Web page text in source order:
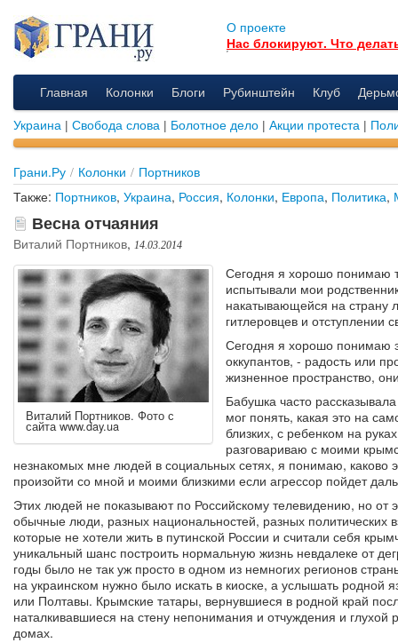
О проекте
Нас блокируют. Что
Главная Колонки Блоги Рубинштейн Клуб
Украина | Свобода слова | Болотное дело | Акции протеста |
Грани.Ру / Колонки / Портников
Также: Портников, Украина, Россия, Колонки, Европа, Политика,
Весна отчаяния
Виталий Портников, 14.03.2014
Виталий Портников. Фото с
сайта www.day.ua
Сегодня я хорошо понимаю
испытывали мои
накатывающейся на страну
гитлеровцев и отступлении
Сегодня я хорошо понимаю
оккупантов, - радость или
жизненное пространство,
Бабушка часто
мог понять, какая это на
близких, с ребенком на
разговариваю с моими
незнакомых мне людей в социальных сетях, я понимаю,
произойти со мной и моими близкими если агрессор пойдет
Этих людей не показывают по Российскому телевидению, но от
обычные люди, разных национальностей, разных политических
которые не хотели жить в путинской России и считали себя
уникальный шанс построить нормальную жизнь невдалеке от
годы было не так уж просто в одном из немногих регионов
на украинском нужно было искать в киоске, а услышать родной
или Полтавы. Крымские татары, вернувшиеся в родной край
наталкивавшиеся на стену непонимания и отчуждения и глухой
домах.